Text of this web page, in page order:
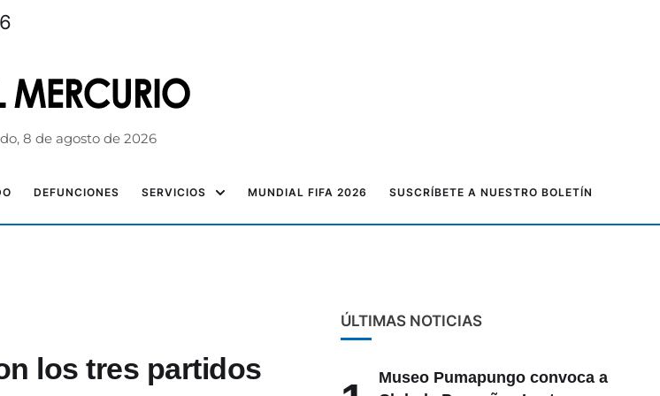
el podio mundial
8 de agosto de 2026
DEFUNCIONES SERVICIOS MUNDIAL FIFA 2026 SUSCRÍBETE A NUESTRO BOLETÍN
los tres partidos
ÚLTIMAS NOTICIAS
Museo Pumapungo convoca a